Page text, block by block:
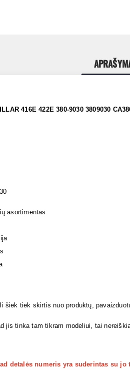
416E 422E 380-9030 3809030
asortimentas
šiek tiek skirtis nuo produktų,
jis tinka tam tikram modeliui, tai
detalės numeris yra suderintas su